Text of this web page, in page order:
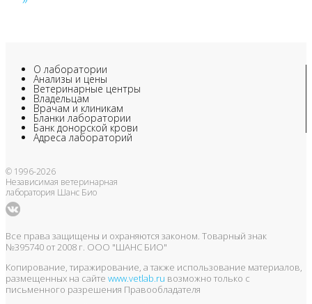
О лаборатории
Анализы и цены
Ветеринарные центры
Владельцам
Врачам и клиникам
Бланки лаборатории
Банк донорской крови
Адреса лабораторий
© 1996-2026
Независимая ветеринарная
лаборатория Шанс Био
Все права защищены и охраняются законом. Товарный знак
№395740 от 2008 г. ООО "ШАНС БИО"
Копирование, тиражирование, а также использование материалов,
размещенных на сайте www.vetlab.ru возможно только с
письменного разрешения Правообладателя